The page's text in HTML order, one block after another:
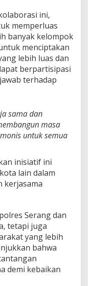
ini,
memperluas
banyak kelompok
menciptakan
lebih luas dan
berpartisipasi
terhadap
sama dan
masa
untuk semua
inisiatif ini
lain dalam
kerjasama
Serang dan
tetapi juga
yang lebih
bahwa
demi kebaikan